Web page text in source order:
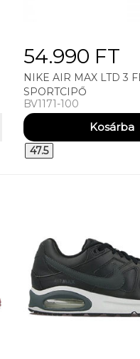
54.990 FT
NIKE AIR MAX LTD 3
SPORTCIPŐ
BV1171-100
47.5